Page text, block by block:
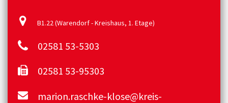
B1.22 (Warendorf - Kreishaus, 1. Etage)
02581 53-5303
02581 53-95303
marion.raschke-klose@kreis-